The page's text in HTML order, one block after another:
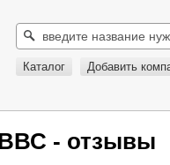
Каталог Добавить
- отзывы